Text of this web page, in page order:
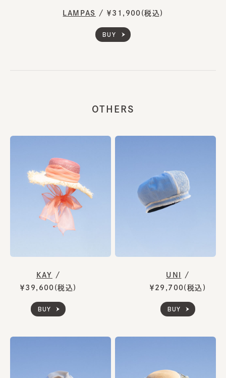
LAMPAS /￥31,900(税込)
BUY
OTHERS
KAY
/
￥39,600(税込)
BUY
UNI
/
￥29,700(税込)
BUY